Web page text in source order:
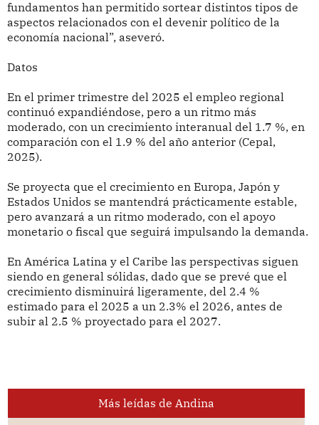
fundamentos han permitido sortear distintos tipos de
aspectos relacionados con el devenir político de la
economía nacional”, aseveró.
Datos
En el primer trimestre del 2025 el empleo regional
continuó expandiéndose, pero a un ritmo más
moderado, con un crecimiento interanual del 1.7 %, en
comparación con el 1.9 % del año anterior (Cepal,
2025).
Se proyecta que el crecimiento en Europa, Japón y
Estados Unidos se mantendrá prácticamente estable,
pero avanzará a un ritmo moderado, con el apoyo
monetario o fiscal que seguirá impulsando la demanda.
En América Latina y el Caribe las perspectivas siguen
siendo en general sólidas, dado que se prevé que el
crecimiento disminuirá ligeramente, del 2.4 %
estimado para el 2025 a un 2.3% el 2026, antes de
subir al 2.5 % proyectado para el 2027.
Más leídas de Andina